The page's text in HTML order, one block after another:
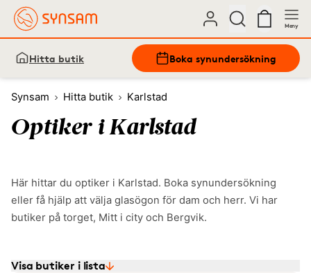
Meny
Hitta butik Boka synundersökning
Synsam Hitta butik Karlstad
Optiker i Karlstad
Här hittar du optiker i Karlstad. Boka synundersökning
eller få hjälp att välja glasögon för dam och herr. Vi har
butiker på torget, Mitt i city och Bergvik.
Visa butiker i lista